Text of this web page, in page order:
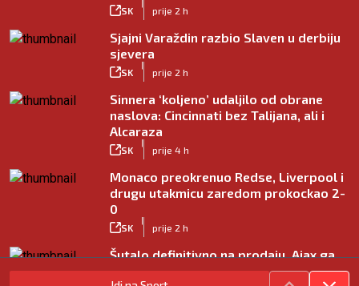
SK prije 2 h
Sjajni Varaždin razbio Slaven u derbiju
sjevera
SK prije 2 h
Sinnera ‘koljeno’ udaljilo od obrane
naslova: Cincinnati bez Talijana, ali i
Alcaraza
SK prije 4 h
Monaco preokrenuo Redse, Liverpool i
drugu utakmicu zaredom prokockao 2-
0
SK prije 2 h
Šutalo definitivno na prodaju, Ajax ga
daje ‘ispod cijene’
|